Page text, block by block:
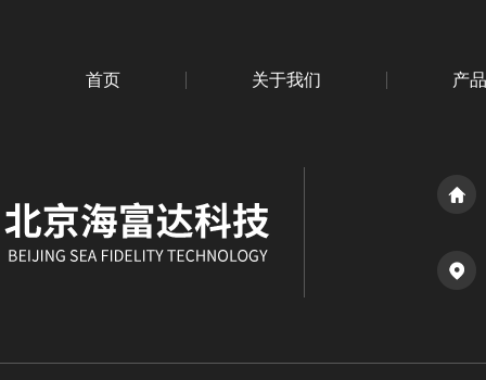
首页 关于我们 产